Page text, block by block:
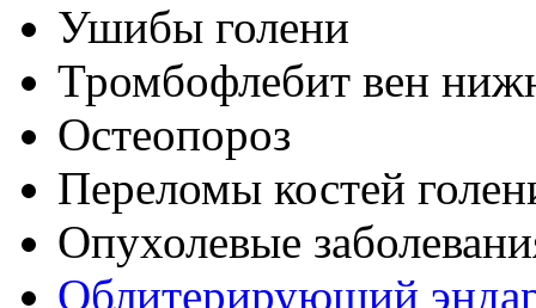
Ушибы голени
Тромбофлебит вен
Остеопороз
Переломы костей
Опухолевые
Облитерирующий